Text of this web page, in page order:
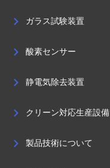
ガラス試験装置
酸素センサー
静電気除去装置
クリーン対応生産設備
製品技術について